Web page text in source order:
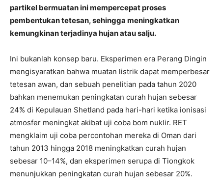
partikel bermuatan ini mempercepat proses
pembentukan tetesan, sehingga meningkatkan
kemungkinan terjadinya hujan atau salju.
Ini bukanlah konsep baru. Eksperimen era Perang Dingin
mengisyaratkan bahwa muatan listrik dapat memperbesar
tetesan awan, dan sebuah penelitian pada tahun 2020
bahkan menemukan peningkatan curah hujan sebesar
24% di Kepulauan Shetland pada hari-hari ketika ionisasi
atmosfer meningkat akibat uji coba bom nuklir. RET
mengklaim uji coba percontohan mereka di Oman dari
tahun 2013 hingga 2018 meningkatkan curah hujan
sebesar 10–14%, dan eksperimen serupa di Tiongkok
menunjukkan peningkatan curah hujan sebesar 20%.